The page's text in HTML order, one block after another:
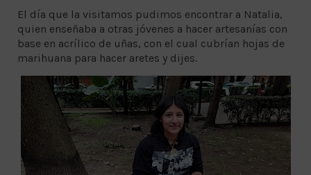
El día que la visitamos pudimos encontrar a Natalia,
quien enseñaba a otras jóvenes a hacer artesanías con
base en acrílico de uñas, con el cual cubrían hojas de
marihuana para hacer aretes y dijes.